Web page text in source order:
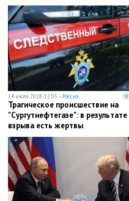
14 июля 2018, 12:05 —Россия
​Трагическое происшествие на
"Сургутнефтегазе": в результате
взрыва есть жертвы